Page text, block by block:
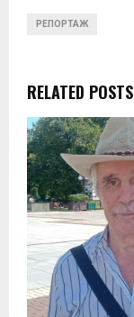
РЕПОРТАЖ
RELATED POSTS